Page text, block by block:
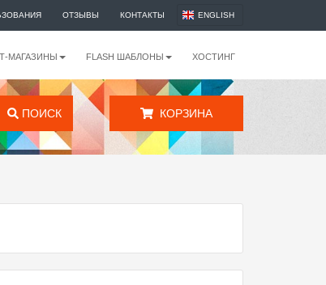
ОТЗЫВЫ КОНТАКТЫ ENGLISH
МАГАЗИНЫ FLASH ШАБЛОНЫ ХОСТИНГ
ПОИСК КОРЗИНА